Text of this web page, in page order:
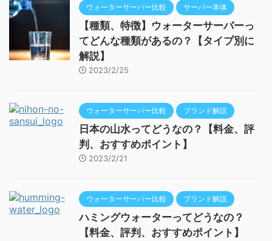
ウォーターサーバー比較 サーバー本体
【種類、特徴】ウォーターサーバーっ
てどんな種類があるの？【タイプ別に
解説】
2023/2/25
ウォーターサーバー比較 ブランド解説
日本の山水ってどうなの？【料金、評
判、おすすめポイント】
2023/2/21
ウォーターサーバー比較 ブランド解説
ハミングウォーターってどうなの？
【料金、評判、おすすめポイント】